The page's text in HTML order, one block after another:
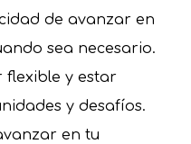
de avanzar en
sea necesario.
flexible y estar
y desafíos.
en tu